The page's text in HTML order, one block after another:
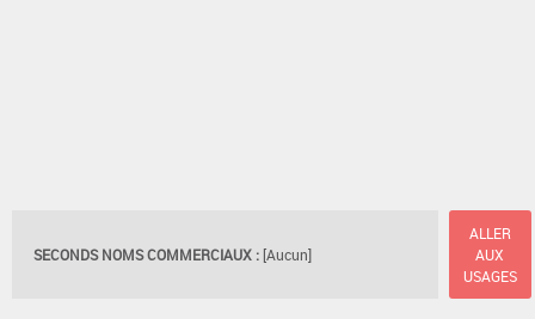
SECONDS NOMS COMMERCIAUX : [Aucun]
ALLER
AUX
USAGES